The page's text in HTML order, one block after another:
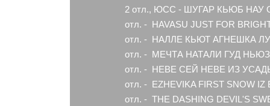
2 отл., ЮСС - ШУГАР КЬЮБ НАУ
отл. - HAVASU JUST FOR
отл. - НАЛЛЕ КЬЮТ АГНЕШКА
отл. - МЕЧТА НАТАЛИ ГУД НЬЮЗ,
отл. - НЕВЕ СЕЙ НЕВЕ ИЗ
отл. - EZHEVIKA FIRST SNOW IZ
отл. - THE DASHING DEVIL'S